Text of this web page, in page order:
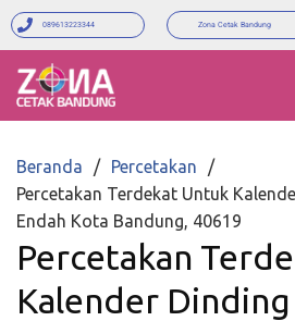
089613223344 Zona Cetak Bandung
Beranda
Percetakan
Percetakan Terdekat Untuk
Endah Kota Bandung, 40619
Percetakan
Kalender